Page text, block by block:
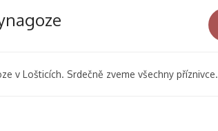
v Lošticích. Srdečně zveme všechny příznivce.